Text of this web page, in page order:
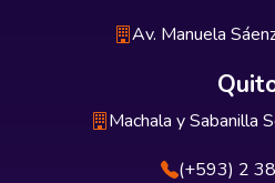
Av. Manuela
Machala y Sabanilla
(+593) 2